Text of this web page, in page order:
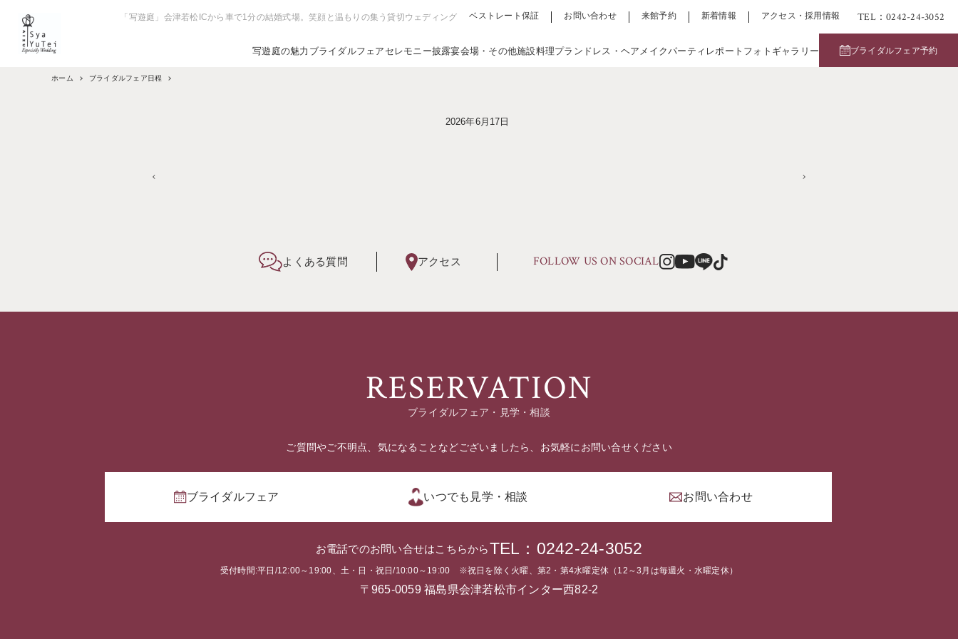
「写遊庭」会津若松ICから車で1分の結婚式場。笑顔と温もりの集う貸切ウェディング ベストレート保証 お問い合わせ 来館予約 新着情報 アクセス・採用情報 TEL：0242-24-3052
写遊庭の魅力 ブライダルフェア セレモニー披露宴会場・その他施設料理プラン ドレス・ヘアメイクパーティレポート フォトギャラリー ブライダルフェア予約
ホーム ブライダルフェア日程
2026年6月17日
よくある質問 アクセス FOLLOW US ON SOCIAL
RESERVATION
ブライダルフェア・見学・相談
ご質問やご不明点、気になることなどございましたら、お気軽にお問い合せください
ブライダルフェア いつでも見学・相談 お問い合わせ
お電話でのお問い合せはこちらからTEL：0242-24-3052
受付時間:平日/12:00～19:00、土・日・祝日/10:00～19:00 ※祝日を除く火曜、第2・第4水曜定休（12～3月は毎週火・水曜定休）
〒965-0059 福島県会津若松市インター西82-2